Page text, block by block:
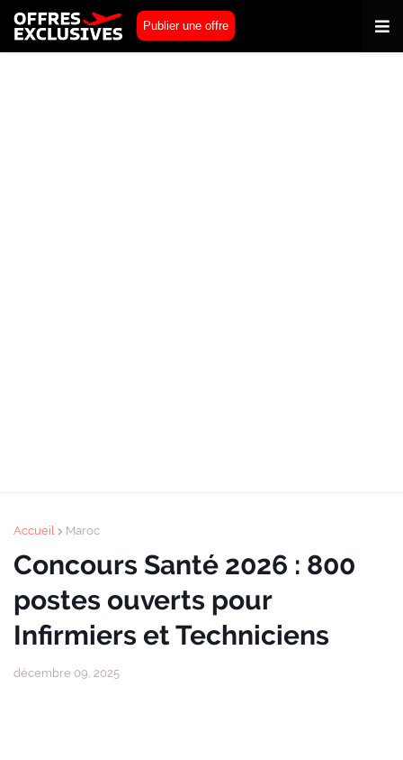
Publier une offre
Accueil Maroc
Concours Santé 2026 : 800
postes ouverts pour
Infirmiers et Techniciens
décembre 09, 2025